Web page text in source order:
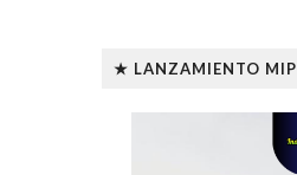
★ LANZAMIENTO MIP